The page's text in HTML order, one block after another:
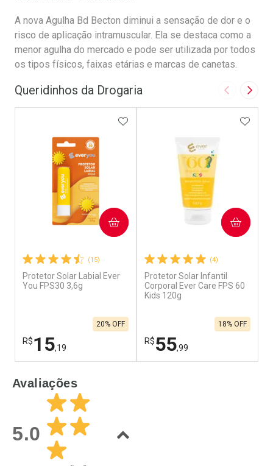
A nova Agulha Bd Becton diminui a sensação de dor e o
risco de aplicação intramuscular. Ela se destaca como a
menor agulha do mercado e pode ser utilizada por todos
os tipos físicos, faixas etárias e marcas de canetas.
Queridinhos da Drogaria Imagem
(15)
Protetor Solar Labial Ever
You FPS30 3,6g
R$15,19
20% OFF
ADICIONAR AOS FAVORITOS
COMPRAR
Laboratório
Por Menos
(4)
Protetor Solar Infantil
Corporal Ever Care FPS 60
Kids 120g
R$55,99
18% OFF
COMPRAR
Avaliações
5.0